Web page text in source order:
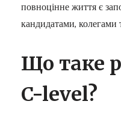
повноцінне життя є
кандидатами, колегами
Що таке
C-level?